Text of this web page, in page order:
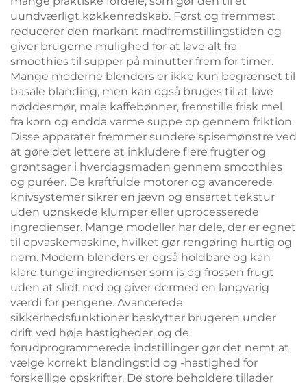
uundværligt køkkenredskab. Først og fremmest
reducerer den markant madfremstillingstiden og
giver brugerne mulighed for at lave alt fra
smoothies til supper på minutter frem for timer.
Mange moderne blenders er ikke kun begrænset til
basale blanding, men kan også bruges til at lave
nøddesmør, male kaffebønner, fremstille frisk mel
fra korn og endda varme suppe op gennem friktion.
Disse apparater fremmer sundere spisemønstre ved
at gøre det lettere at inkludere flere frugter og
grøntsager i hverdagsmaden gennem smoothies
og puréer. De kraftfulde motorer og avancerede
knivsystemer sikrer en jævn og ensartet tekstur
uden uønskede klumper eller uprocesserede
ingredienser. Mange modeller har dele, der er egnet
til opvaskemaskine, hvilket gør rengøring hurtig og
nem. Modern blenders er også holdbare og kan
klare tunge ingredienser som is og frossen frugt
uden at slidt ned og giver dermed en langvarig
værdi for pengene. Avancerede
sikkerhedsfunktioner beskytter brugeren under
drift ved høje hastigheder, og de
forudprogrammerede indstillinger gør det nemt at
vælge korrekt blandingstid og -hastighed for
forskellige opskrifter. De store beholdere tillader